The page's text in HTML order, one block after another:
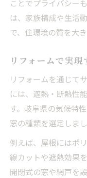
ことでプライバシー
は、家族構成や生活
で、住環境の質を大
リフォームで実
リフォームを通じて
には、遮熱・断熱性
す。岐阜県の気候特
窓の種類を選定しまし
例えば、屋根にはポ
線カットや遮熱効果
開閉式の窓や網戸を